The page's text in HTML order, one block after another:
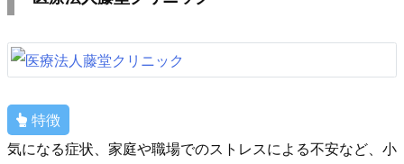
特徴
気になる症状、家庭や職場でのストレスによる不安など、小